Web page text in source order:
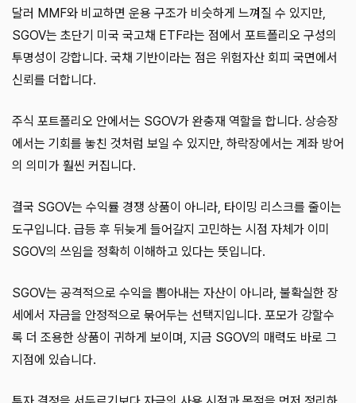
달러 MMF와 비교하면 운용 구조가 비슷하게 느껴질 수 있지만,
SGOV는 초단기 미국 국고채 ETF라는 점에서 포트폴리오 구성의
투명성이 강합니다. 국채 기반이라는 점은 위험자산 회피 국면에서
신뢰를 더합니다.
주식 포트폴리오 안에서는 SGOV가 완충재 역할을 합니다. 상승장
에서는 기회를 놓친 것처럼 보일 수 있지만, 하락장에서는 계좌 방어
의 의미가 훨씬 커집니다.
결국 SGOV는 수익률 경쟁 상품이 아니라, 타이밍 리스크를 줄이는
도구입니다. 급등 후 뒤늦게 들어갈지 고민하는 시점 자체가 이미
SGOV의 쓰임을 정확히 이해하고 있다는 뜻입니다.
SGOV는 공격적으로 수익을 뽑아내는 자산이 아니라, 불확실한 장
세에서 자금을 안정적으로 묶어두는 선택지입니다. 포모가 강할수
록 더 조용한 상품이 귀하게 보이며, 지금 SGOV의 매력도 바로 그
지점에 있습니다.